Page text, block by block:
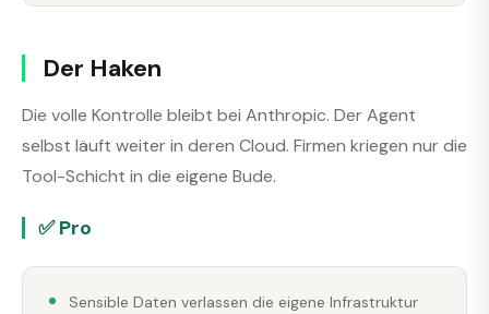
Der Haken
Die volle Kontrolle bleibt bei Anthropic. Der Agent
selbst läuft weiter in deren Cloud. Firmen kriegen nur die
Tool-Schicht in die eigene Bude.
✅ Pro
Sensible Daten verlassen die eigene Infrastruktur